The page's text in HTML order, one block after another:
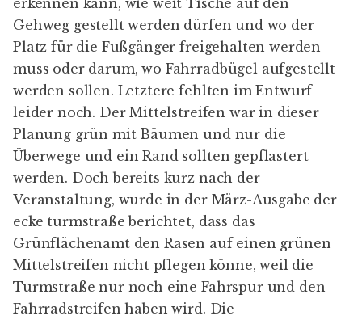
Gehweg gestellt werden dürfen und wo der
Platz für die Fußgänger freigehalten werden
muss oder darum, wo Fahrradbügel aufgestellt
werden sollen. Letztere fehlten im Entwurf
leider noch. Der Mittelstreifen war in dieser
Planung grün mit Bäumen und nur die
Überwege und ein Rand sollten gepflastert
werden. Doch bereits kurz nach der
Veranstaltung, wurde in der März-Ausgabe der
ecke turmstraße berichtet, dass das
Grünflächenamt den Rasen auf einen grünen
Mittelstreifen nicht pflegen könne, weil die
Turmstraße nur noch eine Fahrspur und den
Fahrradstreifen haben wird. Die